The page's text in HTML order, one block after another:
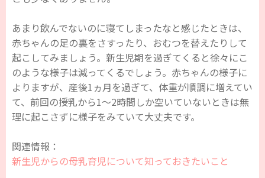
あまり飲んでないのに寝てしまったなと感じたときは、
赤ちゃんの足の裏をさすったり、おむつを替えたりして
起こしてみましょう。新生児期を過ぎてくると徐々にこ
のような様子は減ってくるでしょう。赤ちゃんの様子に
よりますが、産後1ヵ月を過ぎて、体重が順調に増えてい
て、前回の授乳から1～2時間しか空いていないときは無
理に起こさずに様子をみていて大丈夫です。
関連情報：
新生児からの母乳育児について知っておきたいこと